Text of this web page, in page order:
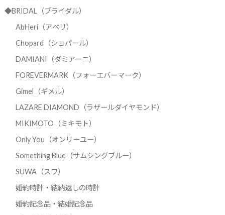
◆BRIDAL（ブライダル）
AbHeri（アベリ）
Chopard（ショパール）
DAMIANI（ダミアーニ）
FOREVERMARK（フォーエバーマーク）
Gimel（ギメル）
LAZARE DIAMOND（ラザールダイヤモンド）
MIKIMOTO（ミキモト）
Only You（オンリーユー）
Something Blue（サムシングブルー）
SUWA（スワ）
婚約時計・結納返しの時計
婚約記念品・結婚記念品